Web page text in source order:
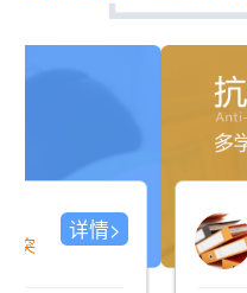
ZY—09A型
刺激大脑中枢